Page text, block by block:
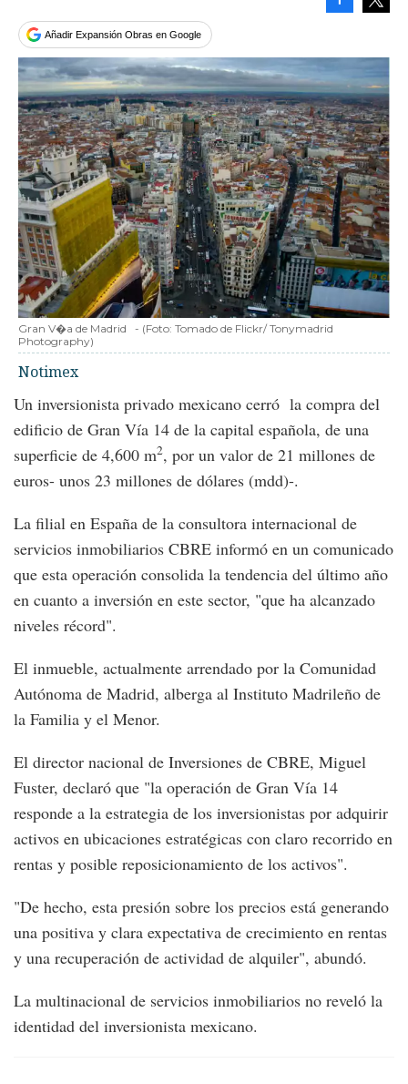
Añadir Expansión Obras en Google
Gran V�a de Madrid - (Foto: Tomado de Flickr/ Tonymadrid
Photography)
Notimex
Un inversionista privado mexicano cerró la compra del
edificio de Gran Vía 14 de la capital española, de una
superficie de 4,600 m2, por un valor de 21 millones de
euros- unos 23 millones de dólares (mdd)-.
La filial en España de la consultora internacional de
servicios inmobiliarios CBRE informó en un comunicado
que esta operación consolida la tendencia del último año
en cuanto a inversión en este sector, "que ha alcanzado
niveles récord".
El inmueble, actualmente arrendado por la Comunidad
Autónoma de Madrid, alberga al Instituto Madrileño de
la Familia y el Menor.
El director nacional de Inversiones de CBRE, Miguel
Fuster, declaró que "la operación de Gran Vía 14
responde a la estrategia de los inversionistas por adquirir
activos en ubicaciones estratégicas con claro recorrido en
rentas y posible reposicionamiento de los activos".
"De hecho, esta presión sobre los precios está generando
una positiva y clara expectativa de crecimiento en rentas
y una recuperación de actividad de alquiler", abundó.
La multinacional de servicios inmobiliarios no reveló la
identidad del inversionista mexicano.